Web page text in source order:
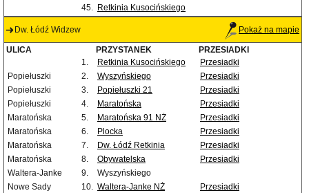
45. Retkinia Kusocińskiego
Dw. Łódź Widzew Pokaż na mapie
ULICA PRZYSTANEK
PRZESIADKI
1.
Retkinia Kusocińskiego
Przesiadki
Popiełuszki
2. Wyszyńskiego
Przesiadki
Popiełuszki
3. Popiełuszki 21
Przesiadki
Popiełuszki
4. Maratońska
Przesiadki
Maratońska
5. Maratońska 91 NŻ
Przesiadki
Maratońska
6. Plocka
Przesiadki
Maratońska
7. Dw. Łódź Retkinia
Przesiadki
Maratońska
8. Obywatelska
Przesiadki
Waltera-Janke
9.
Wyszyńskiego
Nowe Sady
10. Waltera-Janke NŻ
Przesiadki